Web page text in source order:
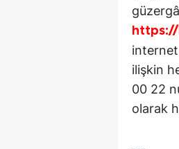
internet
ilişkin
00 22
olarak